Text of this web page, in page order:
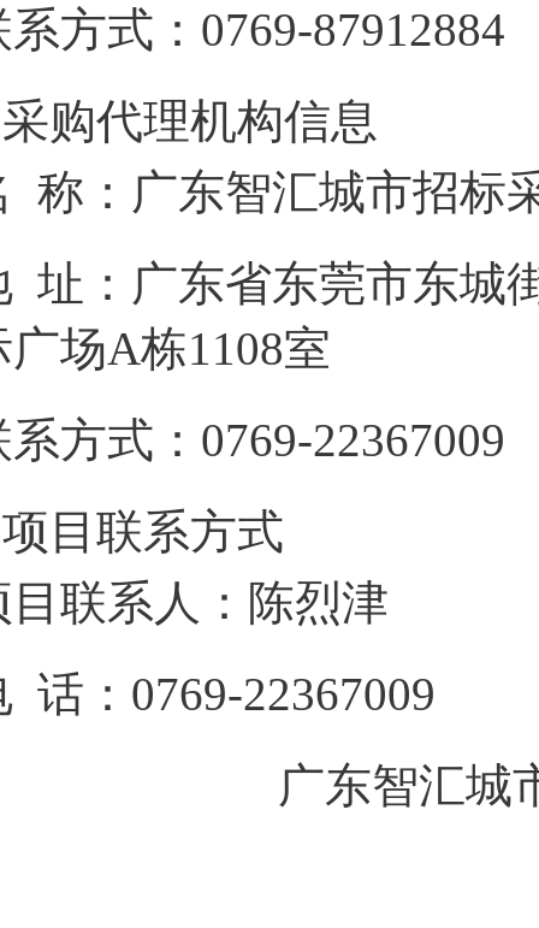
方式： 0769-87912884
购代理机构信息
称： 广东智汇城市招标
址： 广东省东莞市东城
广场A栋1108室
方式： 0769-22367009
目联系方式
联系人： 陈烈津
话： 0769-22367009
广东智汇城